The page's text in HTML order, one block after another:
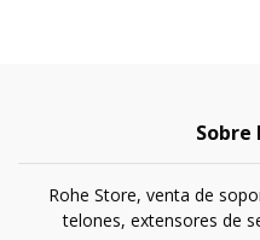
Sobre
Rohe Store, venta de
telones, extensores de